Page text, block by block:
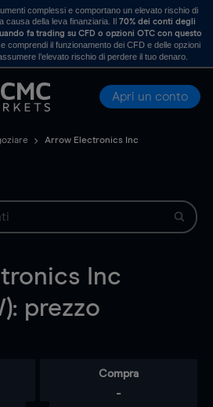
complessi e comportano un elevato rischio di
causa della leva finanziaria. Il70% dei conti degli
fa trading su CFD o opzioni OTC con questo
comprendi il funzionamento dei CFD e delle opzioni
l’elevato rischio di perdere il tuo denaro.
Apri un conto
Arrow Electronics Inc
Inc
prezzo
Compra
-